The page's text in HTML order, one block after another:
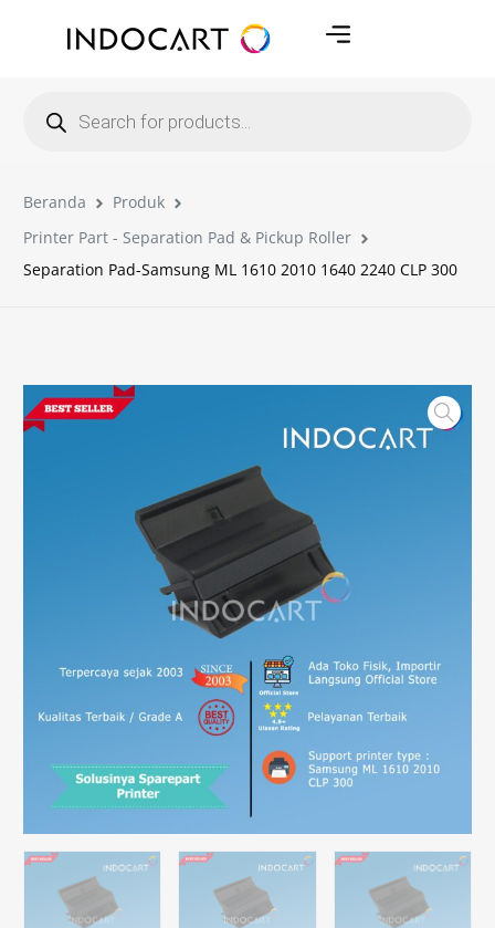
Beranda
Produk
Printer Part - Separation Pad & Pickup Roller
Separation Pad-Samsung ML 1610 2010 1640 2240 CLP 300